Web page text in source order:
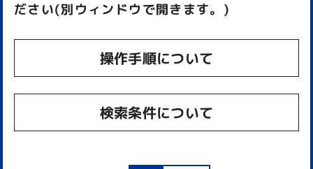
ださい(別ウィンドウで開きます。)
操作手順について
検索条件について